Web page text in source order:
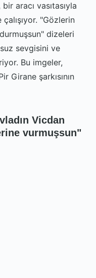
aracı vasıtasıyla
"Gözlerin
dizeleri
sevgisini ve
Bu imgeler,
Girane şarkısının
Vicdan
vurmuşsun"